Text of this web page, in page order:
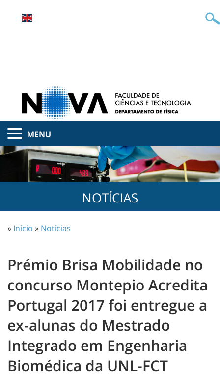
MENU
NOTÍCIAS
» Início » Notícias
Prémio Brisa Mobilidade no
concurso Montepio Acredita
Portugal 2017 foi entregue a
ex-alunas do Mestrado
Integrado em Engenharia
Biomédica da UNL-FCT